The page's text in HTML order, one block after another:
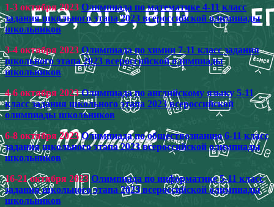
1-3 октября 2023 Олимпиада по математике 4-11 класс
задания школьного этапа 2023 всероссийской олимпиады
школьников
3-4 октября 2023 Олимпиада по химии 7-11 класс задания
школьного этапа 2023 всероссийской олимпиады
школьников
4-6 октября 2023 Олимпиада по английскому языку 5-11
класс задания школьного этапа 2023 всероссийской
олимпиады школьников
6-8 октября 2023 Олимпиада по обществознанию 6-11 класс
задания школьного этапа 2023 всероссийской олимпиады
школьников
16-21 октября 2023 Олимпиада по информатике 5-11 класс
задания школьного этапа 2023 всероссийской олимпиады
школьников